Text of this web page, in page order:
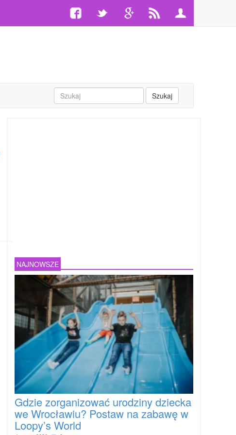
Szukaj
NAJNOWSZE
Gdzie zorganizować urodziny dziecka
we Wrocławiu? Postaw na zabawę w
Loopy’s World